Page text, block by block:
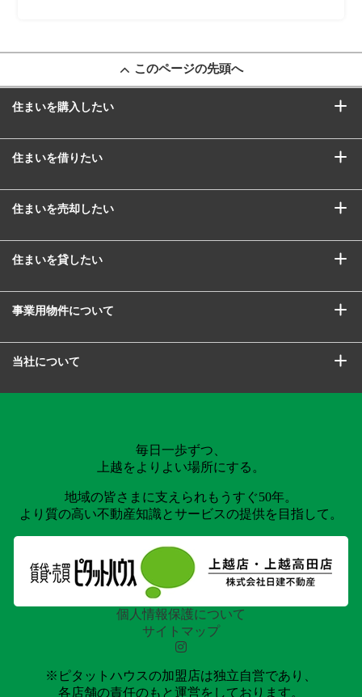
このページの先頭へ
住まいを購入したい
住まいを借りたい
住まいを売却したい
住まいを貸したい
事業用物件について
当社について
毎日一歩ずつ、
上越をよりよい場所にする。
地域の皆さまに支えられもうすぐ50年。
より質の高い不動産知識とサービスの提供を目指して。
個人情報保護について
サイトマップ
※ピタットハウスの加盟店は独立自営であり、
各店舗の責任のもと運営をしております。